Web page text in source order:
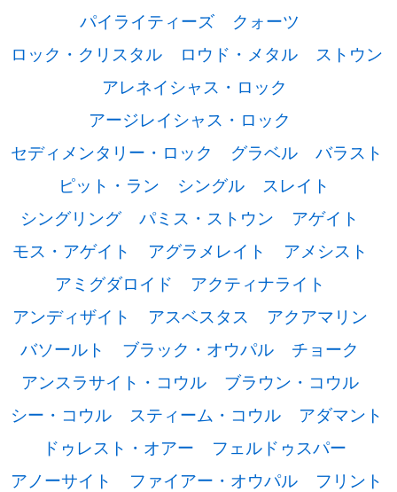
パイライティーズ
クォーツ
ロック・クリスタル
ロウド・メタル
ストウン
アレネイシャス・ロック
アージレイシャス・ロック
セディメンタリー・ロック
グラベル
バラスト
ピット・ラン
シングル
スレイト
シングリング
パミス・ストウン
アゲイト
モス・アゲイト
アグラメレイト
アメシスト
アミグダロイド
アクティナライト
アンディザイト
アスベスタス
アクアマリン
バソールト
ブラック・オウパル
チョーク
アンスラサイト・コウル
ブラウン・コウル
シー・コウル
スティーム・コウル
アダマント
ドゥレスト・オアー
フェルドゥスパー
アノーサイト
ファイアー・オウパル
フリント